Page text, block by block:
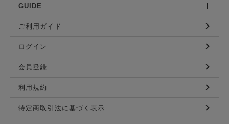
GUIDE
ご利用ガイド
ログイン
会員登録
利用規約
特定商取引法に基づく表示